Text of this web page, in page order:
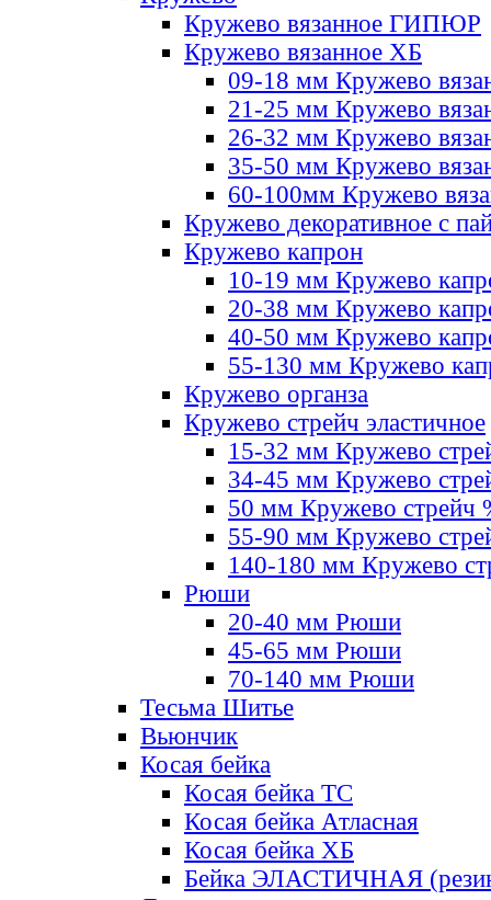
Кружево вязанное ГИПЮР
Кружево вязанное ХБ
09-18 мм Кружево
21-25 мм Кружево
26-32 мм Кружево
35-50 мм Кружево
60-100мм Кружево
Кружево декоративное с
Кружево капрон
10-19 мм Кружево
20-38 мм Кружево
40-50 мм Кружево
55-130 мм Кружево
Кружево органза
Кружево стрейч эластичное
15-32 мм Кружево
34-45 мм Кружево
50 мм Кружево стрейч
55-90 мм Кружево
140-180 мм Кружево
Рюши
20-40 мм Рюши
45-65 мм Рюши
70-140 мм Рюши
Тесьма Шитье
Вьюнчик
Косая бейка
Косая бейка ТС
Косая бейка Атласная
Косая бейка ХБ
Бейка ЭЛАСТИЧНАЯ